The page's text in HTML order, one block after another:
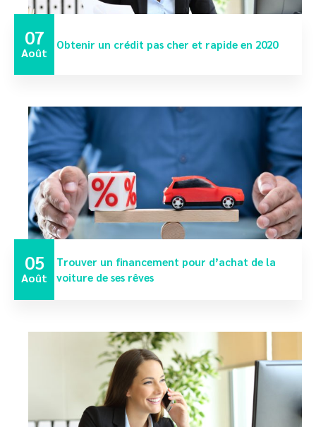
07
Août
Obtenir un crédit pas cher et rapide en 2020
05
Août
Trouver un financement pour d’achat de la
voiture de ses rêves